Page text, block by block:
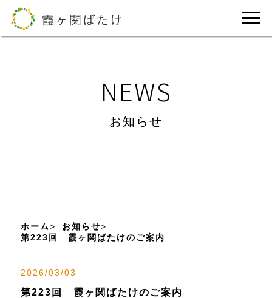
NEWS
お知らせ
ホーム
お知らせ
第223回 霞ヶ関ばたけのご案内
2026/03/03
第223回 霞ヶ関ばたけのご案内